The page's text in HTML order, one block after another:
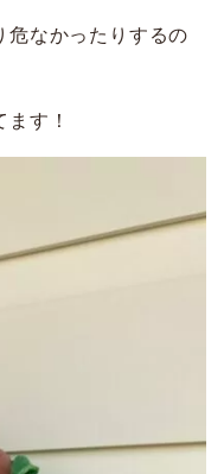
危なかったりするの
す！